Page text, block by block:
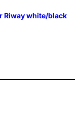
Riway white/black